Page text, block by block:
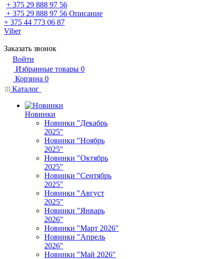
+ 375 29 888 97 56
+ 375 29 888 97 56 Описание
+ 375 44 773 06 87
Viber
Заказать звонок
Войти
Избранные товары 0
Корзина 0
Каталог
Новинки
Новинки "Декабрь
2025"
Новинки "Ноябрь
2025"
Новинки "Октябрь
2025"
Новинки "Сентябрь
2025"
Новинки "Август
2025"
Новинки "Январь
2026"
Новинки "Март 2026"
Новинки "Апрель
2026"
Новинки "Май 2026"